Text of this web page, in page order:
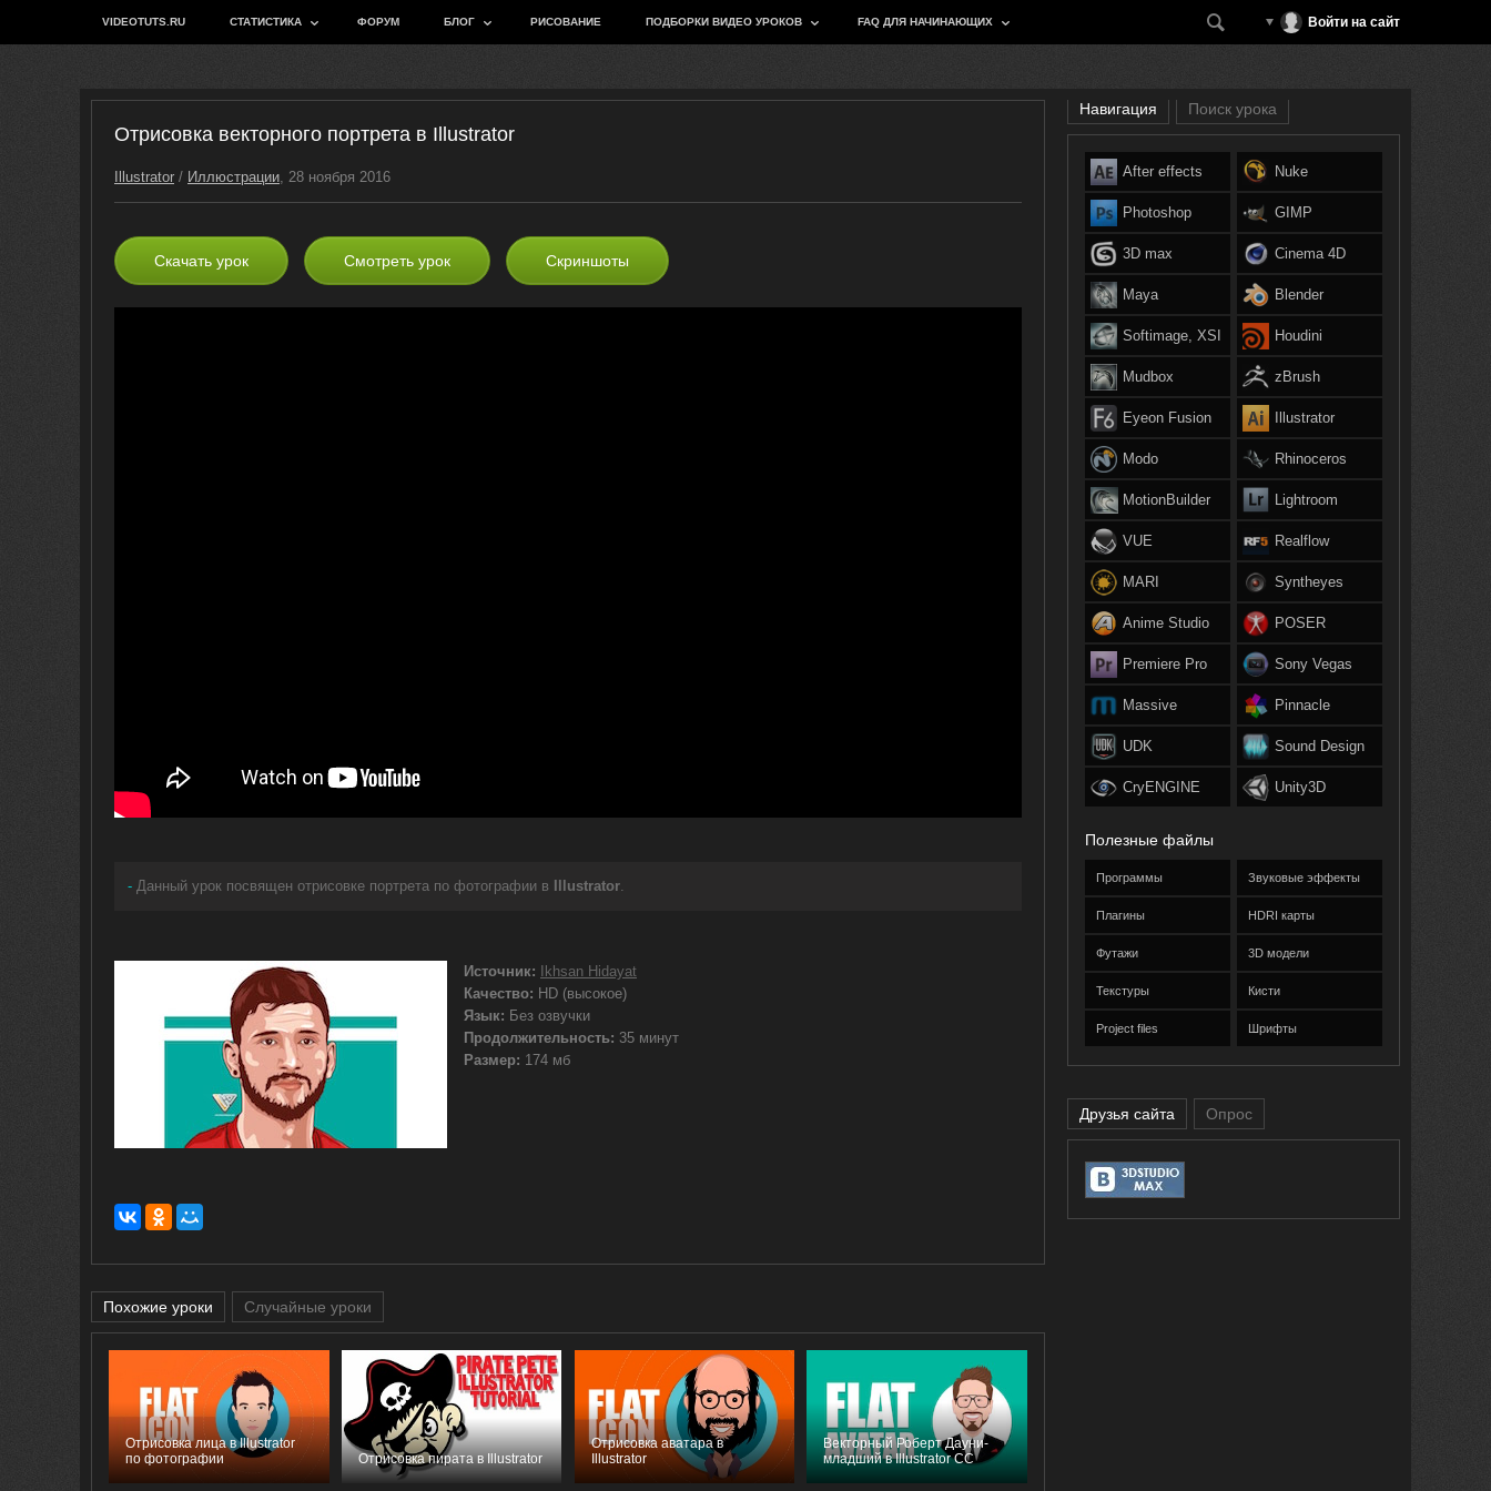
VIDEOTUTS.RU СТАТИСТИКА ФОРУМ БЛОГ РИСОВАНИЕ ПОДБОРКИ ВИДЕО УРОКОВ FAQ ДЛЯ НАЧИНАЮЩИХ Войти на сайт
Отрисовка векторного портрета в Illustrator
Illustrator / Иллюстрации, 28 ноября 2016
Скачать урок Смотреть урок Скриншоты
- Данный урок посвящен отрисовке портрета по фотографии в Illustrator.
Источник:
Ikhsan Hidayat
Качество: HD (высокое)
Язык: Без озвучки
Продолжительность: 35 минут
Размер: 174 мб
Похожие уроки Случайные уроки
Отрисовка лица в Illustrator
по фотографии
Отрисовка пирата в Illustrator
Отрисовка аватара в
Illustrator
Векторный Роберт Дауни-
младший в Illustrator CC
Навигация Поиск урока
After effects
Photoshop
3D max
Maya
Softimage, XSI
Mudbox
Eyeon Fusion
Modo
MotionBuilder
VUE
MARI
Anime Studio
Premiere Pro
Massive
UDK
CryENGINE
Nuke
GIMP
Cinema 4D
Blender
Houdini
zBrush
Illustrator
Rhinoceros
Lightroom
Realflow
Syntheyes
POSER
Sony Vegas
Pinnacle
Sound Design
Unity3D
Полезные файлы
Программы
Плагины
Футажи
Текстуры
Project files
Звуковые эффекты
HDRI карты
3D модели
Кисти
Шрифты
Друзья сайта Опрос